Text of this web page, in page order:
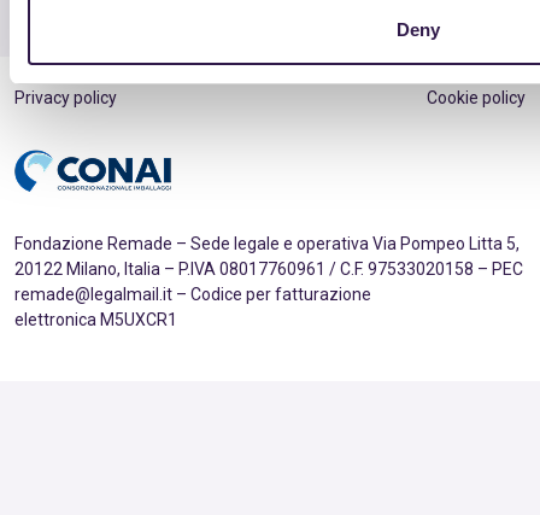
Deny
Privacy policy Cookie policy
Fondazione Remade – Sede legale e operativa Via Pompeo Litta 5,
20122 Milano, Italia – P.IVA 08017760961 / C.F. 97533020158 – PEC
remade@legalmail.it – Codice per fatturazione
elettronica M5UXCR1